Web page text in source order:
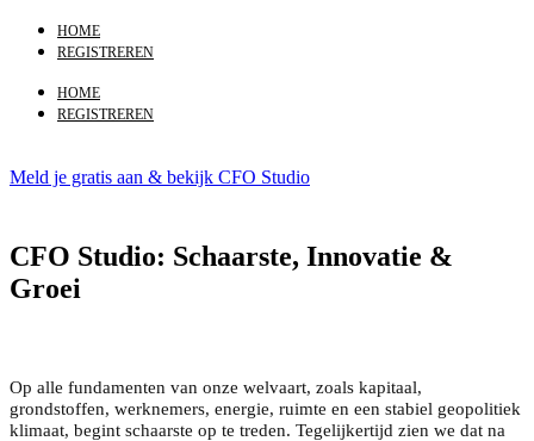
HOME
REGISTREREN
HOME
REGISTREREN
Meld je gratis aan & bekijk CFO Studio
CFO Studio: Schaarste, Innovatie &
Groei
Op alle fundamenten van onze welvaart, zoals kapitaal,
grondstoffen, werknemers, energie, ruimte en een stabiel geopolitiek
klimaat, begint schaarste op te treden. Tegelijkertijd zien we dat na